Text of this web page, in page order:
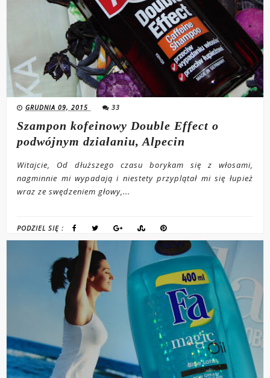
GRUDNIA 09, 2015 33
Szampon kofeinowy Double Effect o
podwójnym działaniu, Alpecin
Witajcie, Od dłuższego czasu borykam się z włosami,
nagminnie mi wypadają i niestety przyplątał mi się łupież
wraz ze swędzeniem głowy,...
PODZIEL SIĘ :